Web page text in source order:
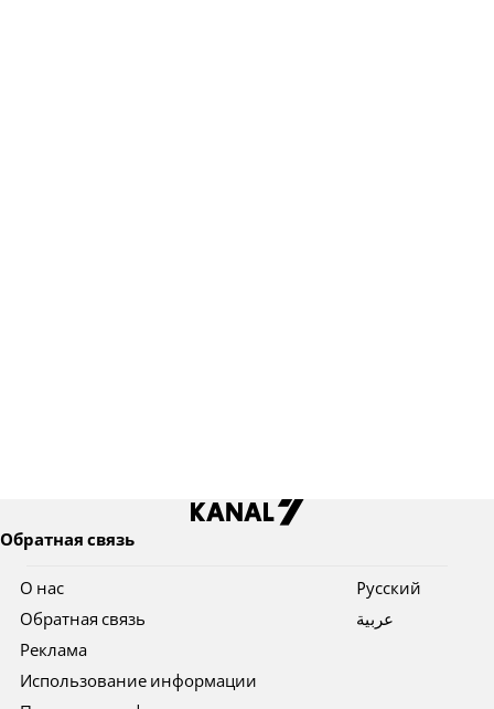
Обратная связь
О нас
Обратная связь
Реклама
Использование информации
Pусский
عربية